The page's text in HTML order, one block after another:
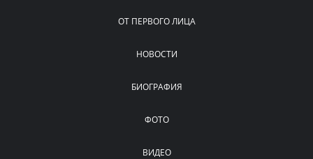
ОТ ПЕРВОГО ЛИЦА
НОВОСТИ
БИОГРАФИЯ
ФОТО
ВИДЕО